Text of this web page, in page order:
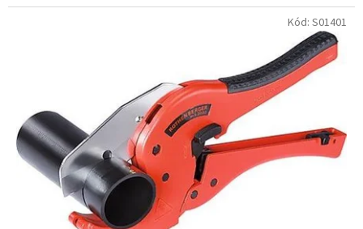
Kód: S01401